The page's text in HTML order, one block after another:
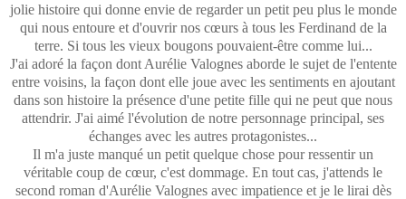
jolie histoire qui donne envie de regarder un petit peu plus le monde
qui nous entoure et d'ouvrir nos cœurs à tous les Ferdinand de la
terre. Si tous les vieux bougons pouvaient-être comme lui...
J'ai adoré la façon dont Aurélie Valognes aborde le sujet de l'entente
entre voisins, la façon dont elle joue avec les sentiments en ajoutant
dans son histoire la présence d'une petite fille qui ne peut que nous
attendrir. J'ai aimé l'évolution de notre personnage principal, ses
échanges avec les autres protagonistes...
Il m'a juste manqué un petit quelque chose pour ressentir un
véritable coup de cœur, c'est dommage. En tout cas, j'attends le
second roman d'Aurélie Valognes avec impatience et je le lirai dès